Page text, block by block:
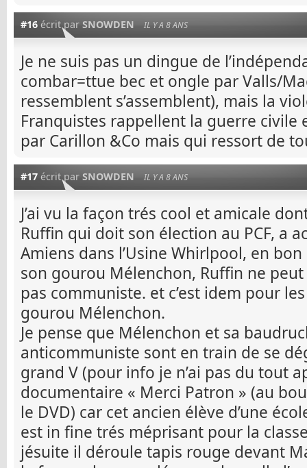
#16 écrit par SNOWDEN IL Y A 8 ANS
Je ne suis pas un dingue de
combar=ttue bec et ongle par Valls/
ressemblent s’assemblent), mais la
Franquistes rappellent la guerre civile
par Carillon &Co mais qui ressort de
#17 écrit par SNOWDEN IL Y A 8 ANS
J’ai vu la façon trés cool et amicale
Ruffin qui doit son élection au PCF, a
Amiens dans l’Usine Whirlpool, en
son gourou Mélenchon, Ruffin ne peut
pas communiste. et c’est idem pour
gourou Mélenchon.
Je pense que Mélenchon et sa
anticommuniste sont en train de se
grand V (pour info je n’ai pas du tout
documentaire « Merci Patron » (au
le DVD) car cet ancien élève d’une
est in fine trés méprisant pour la
jésuite il déroule tapis rouge devant